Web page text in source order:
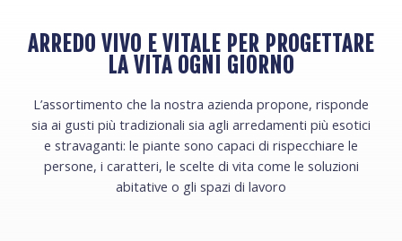
ARREDO VIVO E VITALE PER PROGETTARE
LA VITA OGNI GIORNO
L’assortimento che la nostra azienda propone, risponde
sia ai gusti più tradizionali sia agli arredamenti più esotici
e stravaganti: le piante sono capaci di rispecchiare le
persone, i caratteri, le scelte di vita come le soluzioni
abitative o gli spazi di lavoro